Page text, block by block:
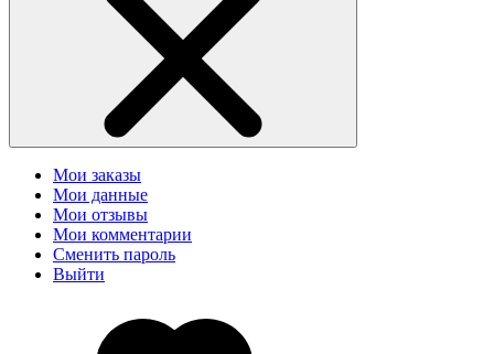
Мои заказы
Мои данные
Мои отзывы
Мои комментарии
Сменить пароль
Выйти